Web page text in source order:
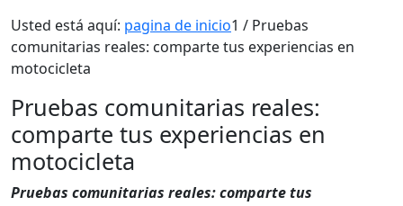
Usted está aquí: pagina de inicio1 / Pruebas
comunitarias reales: comparte tus experiencias en
motocicleta
Pruebas comunitarias reales:
comparte tus experiencias en
motocicleta
Pruebas comunitarias reales: comparte tus